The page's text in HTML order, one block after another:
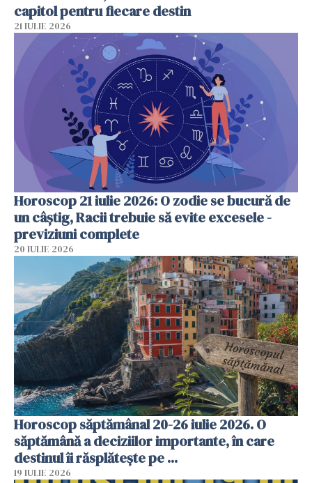
capitol pentru fiecare destin
21 IULIE 2026
Horoscop 21 iulie 2026: O zodie se bucură de
un câștig, Racii trebuie să evite excesele -
previziuni complete
20 IULIE 2026
Horoscop săptămânal 20-26 iulie 2026. O
săptămână a deciziilor importante, în care
destinul îi răsplătește pe ...
19 IULIE 2026